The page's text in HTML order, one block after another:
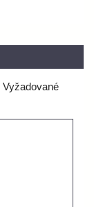
Vyžadované